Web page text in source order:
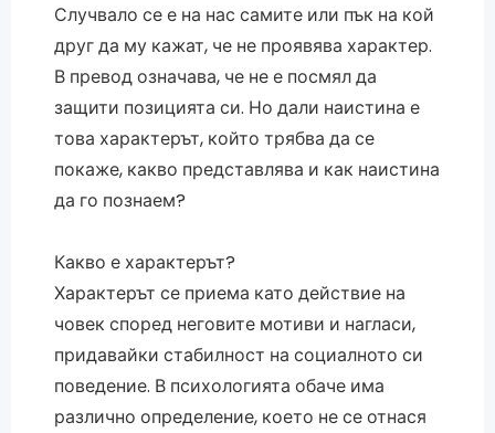
Случвало се е на нас самите или пък на кой
друг да му кажат, че не проявява характер.
В превод означава, че не е посмял да
защити позицията си. Но дали наистина е
това характерът, който трябва да се
покаже, какво представлява и как наистина
да го познаем?
Какво е характерът?
Характерът се приема като действие на
човек според неговите мотиви и нагласи,
придавайки стабилност на социалното си
поведение. В психологията обаче има
различно определение, което не се отнася